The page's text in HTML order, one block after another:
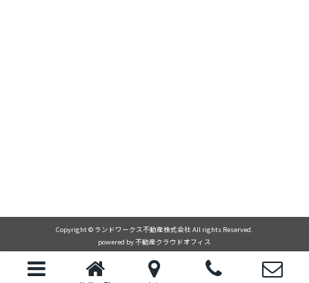
Copyright © ランドワークス不動産株式会社 All rights Reserved.
powered by 不動産クラウドオフィス